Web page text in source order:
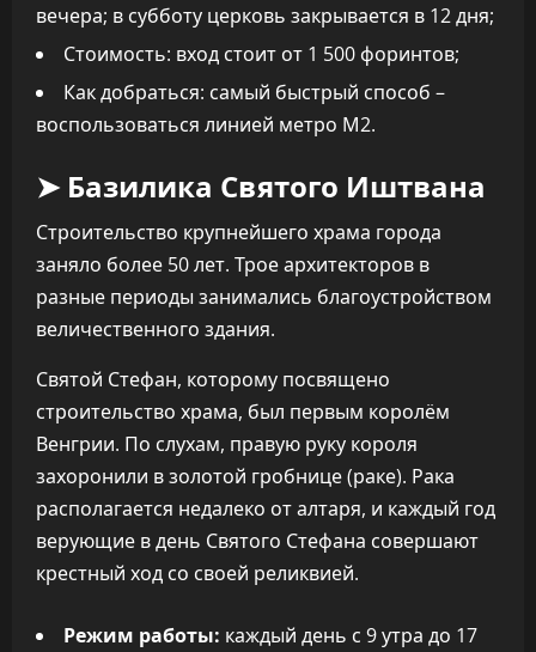
вечера; в субботу церковь закрывается в 12 дня;
Стоимость: вход стоит от 1 500 форинтов;
Как добраться: самый быстрый способ –
воспользоваться линией метро М2.
➤ Базилика Святого Иштвана
Строительство крупнейшего храма города
заняло более 50 лет. Трое архитекторов в
разные периоды занимались благоустройством
величественного здания.
Святой Стефан, которому посвящено
строительство храма, был первым королём
Венгрии. По слухам, правую руку короля
захоронили в золотой гробнице (раке). Рака
располагается недалеко от алтаря, и каждый год
верующие в день Святого Стефана совершают
крестный ход со своей реликвией.
Режим работы: каждый день с 9 утра до 17